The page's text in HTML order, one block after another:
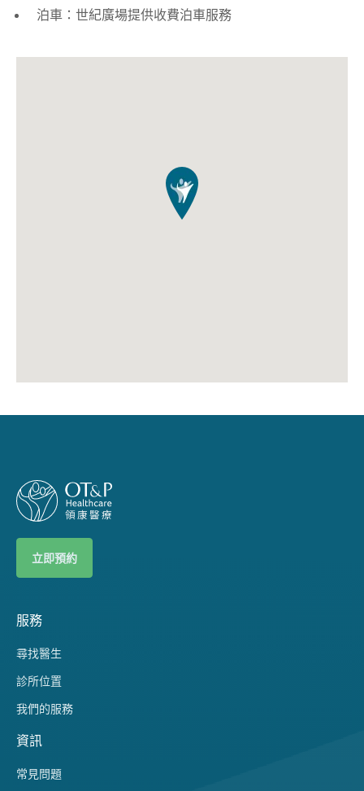
泊車：世紀廣場提供收費泊車服務
立即預約
服務
尋找醫生
診所位置
我們的服務
資訊
常見問題